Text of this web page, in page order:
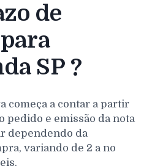
de
SP ?
começa a contar a partir
pedido e emissão da nota
dependendo da
variando de 2 a no